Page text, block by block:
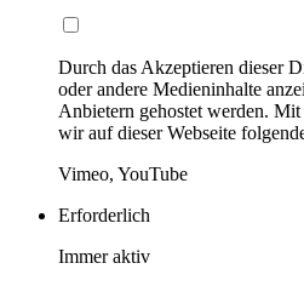
Durch das Akzeptieren dieser
oder andere Medieninhalte
Anbietern gehostet werden.
wir auf dieser Webseite
Vimeo, YouTube
Erforderlich
Immer aktiv